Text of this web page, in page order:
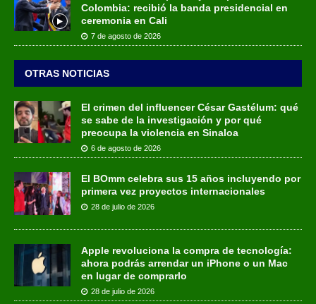
Colombia: recibió la banda presidencial en
ceremonia en Cali
7 de agosto de 2026
OTRAS NOTICIAS
El crimen del influencer César Gastélum: qué
se sabe de la investigación y por qué
preocupa la violencia en Sinaloa
6 de agosto de 2026
El BOmm celebra sus 15 años incluyendo por
primera vez proyectos internacionales
28 de julio de 2026
Apple revoluciona la compra de tecnología:
ahora podrás arrendar un iPhone o un Mac
en lugar de comprarlo
28 de julio de 2026